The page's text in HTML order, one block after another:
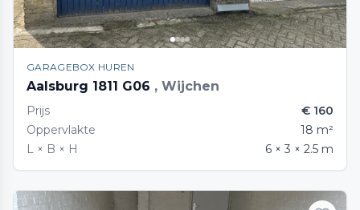
GARAGEBOX HUREN
Aalsburg 1811 G06 , Wijchen
Prijs
€ 160
Oppervlakte
18 m²
L × B × H
6 × 3 × 2.5 m